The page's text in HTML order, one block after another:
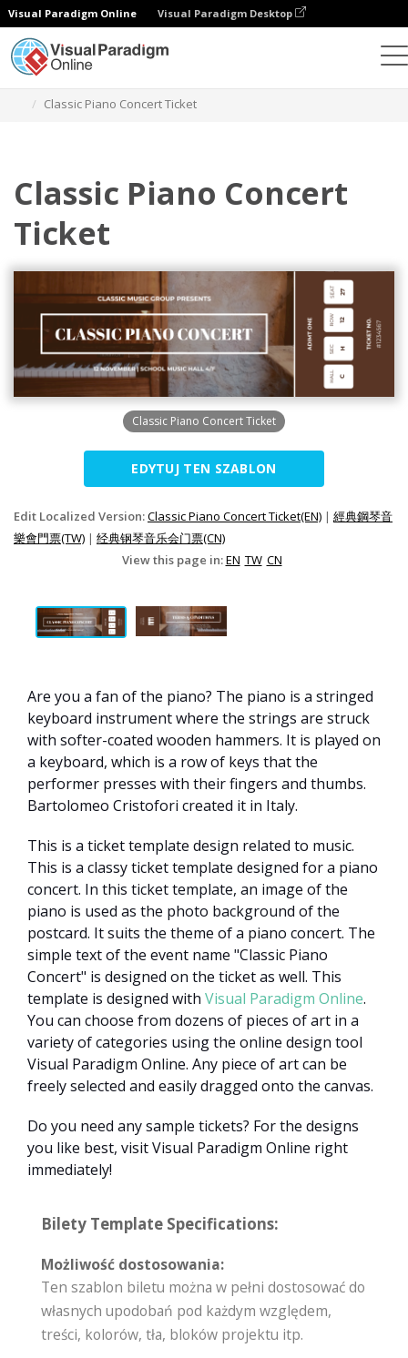
Visual Paradigm Online Visual Paradigm Desktop
Classic Piano Concert Ticket
Classic Piano Concert
Ticket
Classic Piano Concert Ticket
EDYTUJ TEN SZABLON
Edit Localized Version:Classic Piano Concert Ticket(EN) | 經典鋼琴音
樂會門票(TW) | 经典钢琴音乐会门票(CN)
View this page in:EN TW CN
Are you a fan of the piano? The piano is a stringed
keyboard instrument where the strings are struck
with softer-coated wooden hammers. It is played on
a keyboard, which is a row of keys that the
performer presses with their fingers and thumbs.
Bartolomeo Cristofori created it in Italy.
This is a ticket template design related to music.
This is a classy ticket template designed for a piano
concert. In this ticket template, an image of the
piano is used as the photo background of the
postcard. It suits the theme of a piano concert. The
simple text of the event name "Classic Piano
Concert" is designed on the ticket as well. This
template is designed with Visual Paradigm Online.
You can choose from dozens of pieces of art in a
variety of categories using the online design tool
Visual Paradigm Online. Any piece of art can be
freely selected and easily dragged onto the canvas.
Do you need any sample tickets? For the designs
you like best, visit Visual Paradigm Online right
immediately!
Bilety Template Specifications:
Możliwość dostosowania:
Ten szablon biletu można w pełni dostosować do
własnych upodobań pod każdym względem,
treści, kolorów, tła, bloków projektu itp.